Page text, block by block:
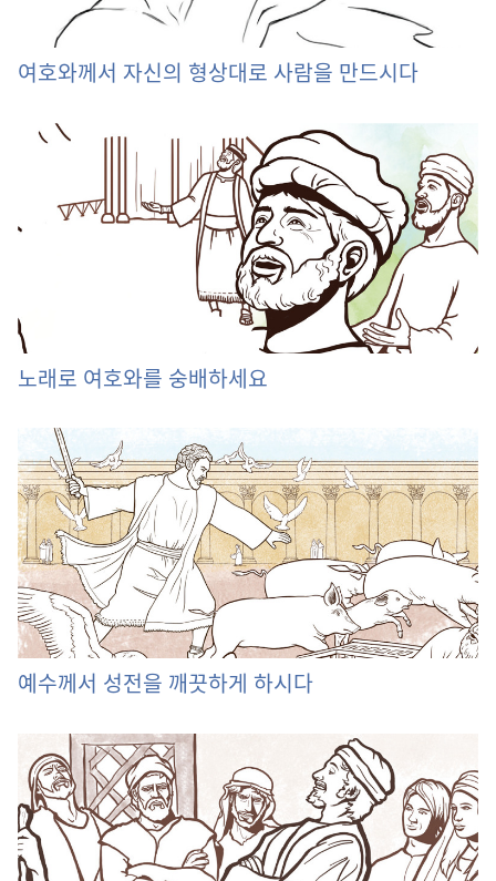
여호와께서 자신의 형상대로 사람을 만드시다
노래로 여호와를 숭배하세요
예수께서 성전을 깨끗하게 하시다